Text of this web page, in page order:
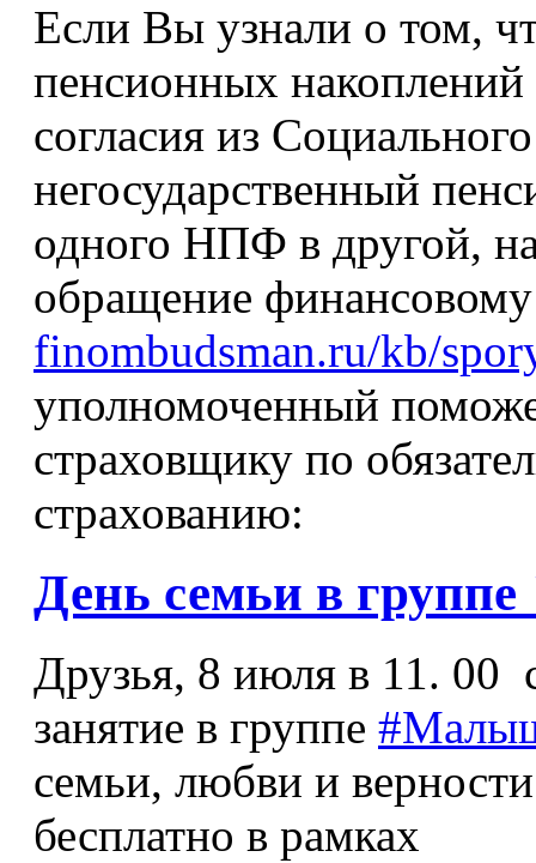
Если Вы узнали о том,
пенсионных
согласия из
негосударственный
одного НПФ в другой,
обращение
finombudsman.ru/kb/
уполномоченный
страховщику по
страхованию:
День семьи в
Друзья, 8 июля в 11. 00
занятие в группе
семьи, любви и
бесплатно в рамках